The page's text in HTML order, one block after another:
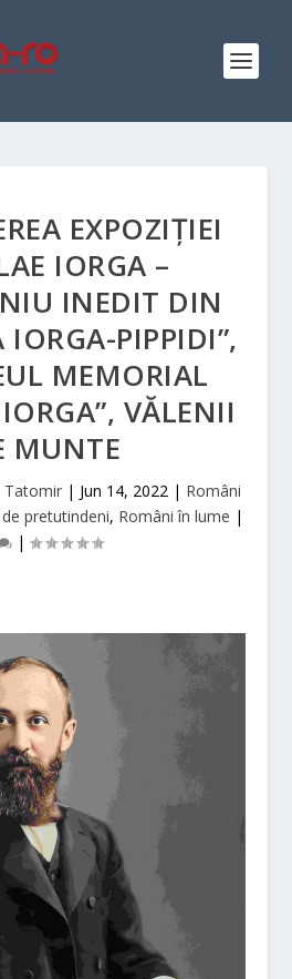
EXPOZIȚIEI
IORGA –
INEDIT DIN
IORGA-PIPPIDI”,
MEMORIAL
VĂLENII
MUNTE
Tatomir | Jun 14, 2022 | Români
pretutindeni, Români în lume |
|